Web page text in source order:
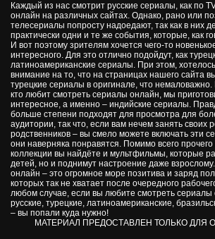
Каждый из нас смотрит русские сериалы, как по
онлайн на различных сайтах. Однако, рано или
телесериалы попросту надоедают, так как в них
практически одни и те же события, которые, как
И вот поэтому зрителям хочется чего-то
интересного. Для это отлично подойдут, как
латиноамериканские сериалы. При этом,
внимание на то, что на страницах нашего сайта
турецкие сериалы в оригинале, что немаловажно.
кто любит смотреть сериалы онлайн, мы
интересное, а именно – индийские сериалы.
больше степени подходят для просмотра для
аудитории, так что, если вам нечем занять своих
родственников – вы смело можете включать эти
они наверняка понравятся. Помимо всего
коллекции вы найдёте и мультфильмы, которые
детей, но и поднимут настроение даже
онлайн – это огромное море позитива и заряд
которых так не хватает после очередного
любом случае, если вы любите смотреть сериалы
русские, турецкие, латиноамериканские,
– вы попали куда нужно!
МАТЕРИАЛ ПРЕДОСТАВЛЕН ТОЛЬКО ДЛЯ